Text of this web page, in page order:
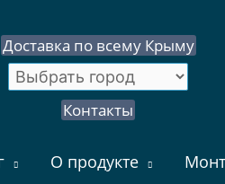
Доставка по всему Крыму
Контакты
О продукте